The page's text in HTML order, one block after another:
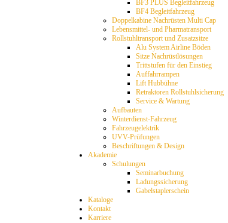
BF3 PLUS Begleitfahrzeug
BF4 Begleitfahrzeug
Doppelkabine Nachrüsten Multi Cap
Lebensmittel- und Pharmatransport
Rollstuhltransport und Zusatzsitze
Alu System Airline Böden
Sitze Nachrüstlösungen
Trittstufen für den Einstieg
Auffahrrampen
Lift Hubbühne
Retraktoren Rollstuhlsicherung
Service & Wartung
Aufbauten
Winterdienst-Fahrzeug
Fahrzeugelektrik
UVV-Prüfungen
Beschriftungen & Design
Akademie
Schulungen
Seminarbuchung
Ladungssicherung
Gabelstaplerschein
Kataloge
Kontakt
Karriere